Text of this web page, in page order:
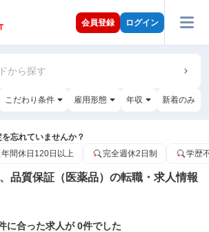
会員登録 ログイン
から探す
こだわり条件 雇用形態 年収 新着のみ
忘れていませんか？
年間休日120日以上 完全週休2日制 学歴
品質保証（医薬品）の転職・求人情報
に合った求人が 0件でした